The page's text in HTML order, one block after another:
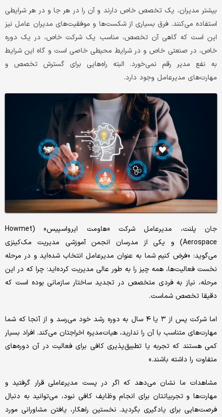
بیشتر مدیران، یک تخصص خاص دارند و آن را در هر جا و در هر شرایطی
استفاده می‌کنند. فرق بسیاری از شکست‌‌‌ها و موفقیت‌‌‌های مدیران عامل نیز
این است که گاهی آن تخصص، مناسب یک شرکت خاص، در یک دوره
خاص، در صنعتی خاص و در شرایط محیطی خاصی است و گاه این شرایط
به نفع مدیر رقم نمی‌‌‌خورد. البته راه‌‌‌هایی برای گسترش تخصص و
مهارت‌‌‌های مدیرعامل وجود دارد.
جان پلنت، مدیرعامل شرکت «هاومت ایرواسپیس» (Howmet
Aerospace) و یکی از مدرسان انجمن آموزشی مدیریت مک‌‌‌کینزی
می‌‌‌گوید: «فرض کنیم شما به عنوان مدیرعامل انتخاب شده‌‌‌اید و در مرحله
نخست فعالیت‌‌‌ها، همه چیز را به طور عالی مدیریت کرده‌‌‌اید؛ چرا که در این
مرحله، نیاز به فردی متخصص در تجدید ساختار سازمانی بوده است که
دقیقا تخصص شماست.
اما شرکت پس از ۳ یا ۴ سال به دوره رشد خود می‌رسد و از آنجا که شما
مهارت‌‌‌های متناسب با آن را ندارید، هیات‌مدیره اخراجتان می‌کند. افراد بسیار
کمی هستند که تجربه یا تطبیق‌‌‌پذیری کافی برای فعالیت در آن دوره‌‌‌های
متفاوت را داشته باشند.»
مشاهدات ما نشان می‌دهد که اگر در پست مدیرعاملی قرار گرفتید و
مهارت‌‌‌ها و تجربیاتتان برای انجام وظایف کافی نبود، می‌توانید به دنبال
فرصت‌‌‌هایی برای یادگیری بگردید. نخستین راهکار، یافتن مشاورانی مورد